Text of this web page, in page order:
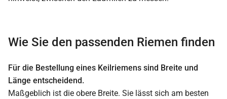
Wie Sie den passenden Riemen finden
Für die Bestellung eines Keilriemens sind Breite und
Länge entscheidend.
Maßgeblich ist die obere Breite. Sie lässt sich am besten